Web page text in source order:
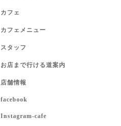
カフェ
カフェメニュー
スタッフ
お店まで行ける道案内
店舗情報
facebook
Instagram-cafe